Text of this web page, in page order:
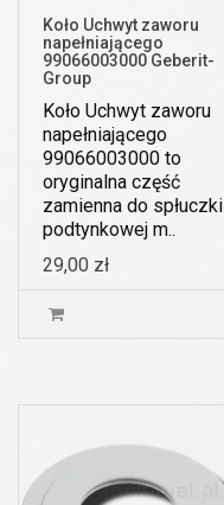
Koło Uchwyt zaworu
napełniającego
99066003000 Geberit-
Group
Koło Uchwyt zaworu
napełniającego
99066003000 to
oryginalna część
zamienna do spłuczki
podtynkowej m..
29,00 zł